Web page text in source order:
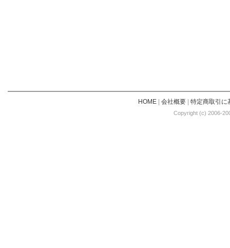
HOME| 会社概要| 特定商取引に
Copyright (c) 2006-